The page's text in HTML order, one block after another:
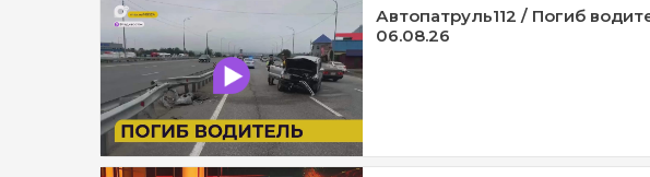
Автопатруль112 / Погиб
06.08.26